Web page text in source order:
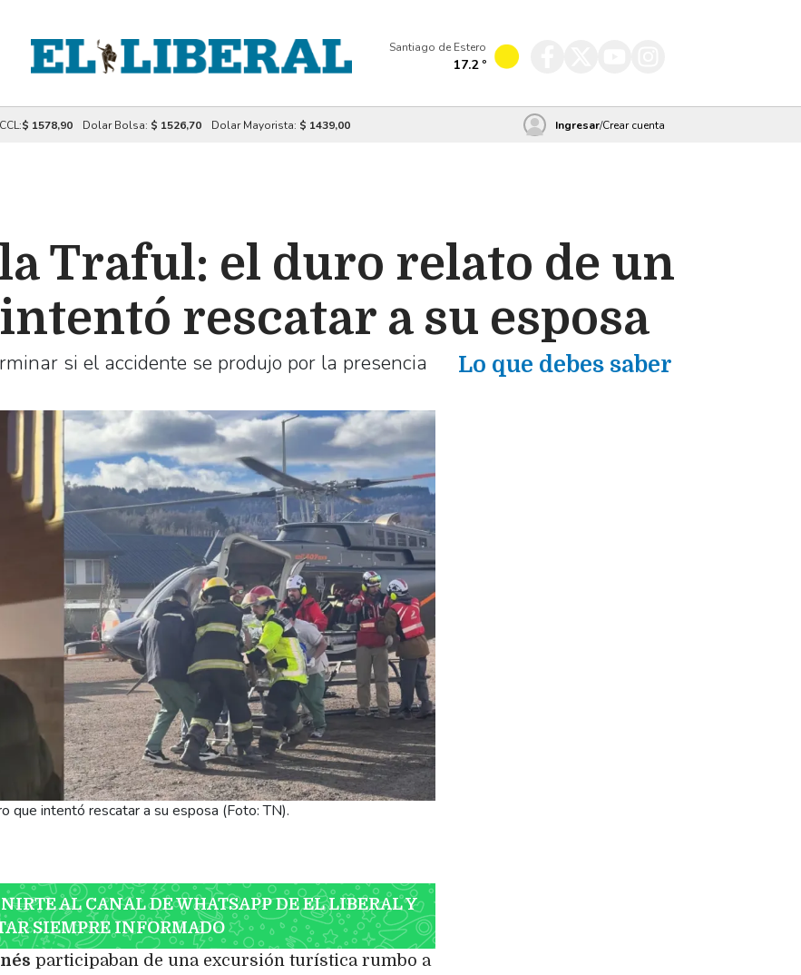
Santiago de Estero
17.2 º
$ 1578,90 Dolar Bolsa: $ 1526,70 Dolar Mayorista: $ 1439,00 Ingresar/Crear cuenta
Traful: el duro relato de un
rescatar a su esposa
si el accidente se produjo por la presencia
que intentó rescatar a su esposa (Foto: TN).
AL CANAL DE WHATSAPP DE EL LIBERAL Y
SIEMPRE INFORMADO
participaban de una excursión turística rumbo a
Lo que debes saber